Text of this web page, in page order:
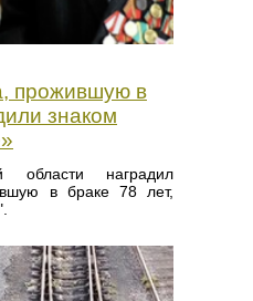
прожившую в
знаком
области наградил
в браке 78 лет,